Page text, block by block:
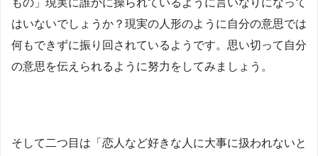
もの」現実に誰かに操られているように言いなりになって
はいないでしょうか？現実の人形のように自分の意思では
何もできずに振り回されているようです。思い切って自分
の意思を伝えられるように努力をしてみましょう。
そして二つ目は「恋人など好きな人に大事に扱われないと